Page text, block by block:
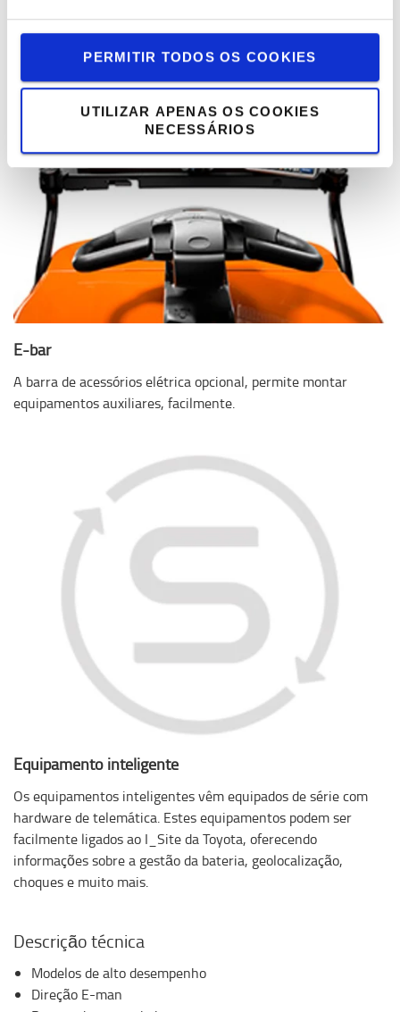
PERMITIR TODOS OS COOKIES
UTILIZAR APENAS OS COOKIES
NECESSÁRIOS
E-bar
A barra de acessórios elétrica opcional, permite montar
equipamentos auxiliares, facilmente.
Equipamento inteligente
Os equipamentos inteligentes vêm equipados de série com
hardware de telemática. Estes equipamentos podem ser
facilmente ligados ao I_Site da Toyota, oferecendo
informações sobre a gestão da bateria, geolocalização,
choques e muito mais.
Descrição técnica
Modelos de alto desempenho
Direção E-man